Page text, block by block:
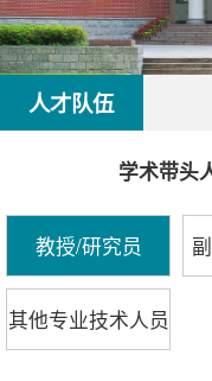
人才队伍
学术带头
教授/研究员
其他专业技术人员